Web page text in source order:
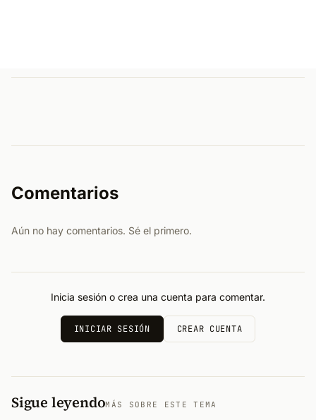
Comentarios
Aún no hay comentarios. Sé el primero.
Inicia sesión o crea una cuenta para comentar.
INICIAR SESIÓN CREAR CUENTA
Sigue leyendoMÁS SOBRE ESTE TEMA